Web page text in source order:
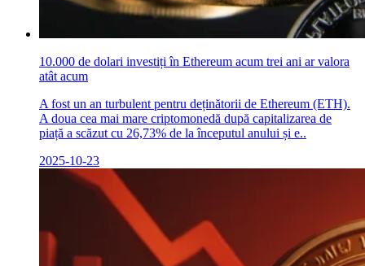
10.000 de dolari investiți în Ethereum acum trei ani ar valora
atât acum
A fost un an turbulent pentru deținătorii de Ethereum (ETH).
A doua cea mai mare criptomonedă după capitalizarea de
piață a scăzut cu 26,73% de la începutul anului și e..
2025-10-23